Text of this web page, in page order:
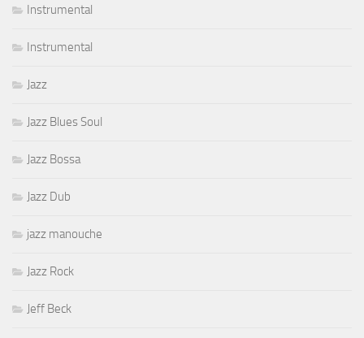
Instrumental
Instrumental
Jazz
Jazz Blues Soul
Jazz Bossa
Jazz Dub
jazz manouche
Jazz Rock
Jeff Beck